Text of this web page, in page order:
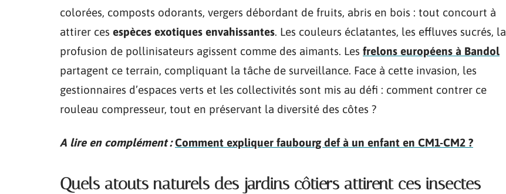
colorées, composts odorants, vergers débordant de fruits, abris en bois : tout concourt à
attirer ces espèces exotiques envahissantes. Les couleurs éclatantes, les effluves sucrés, la
profusion de pollinisateurs agissent comme des aimants. Les frelons européens à Bandol
partagent ce terrain, compliquant la tâche de surveillance. Face à cette invasion, les
gestionnaires d’espaces verts et les collectivités sont mis au défi : comment contrer ce
rouleau compresseur, tout en préservant la diversité des côtes ?
A lire en complément : Comment expliquer faubourg def à un enfant en CM1-CM2 ?
Quels atouts naturels des jardins côtiers attirent ces insectes